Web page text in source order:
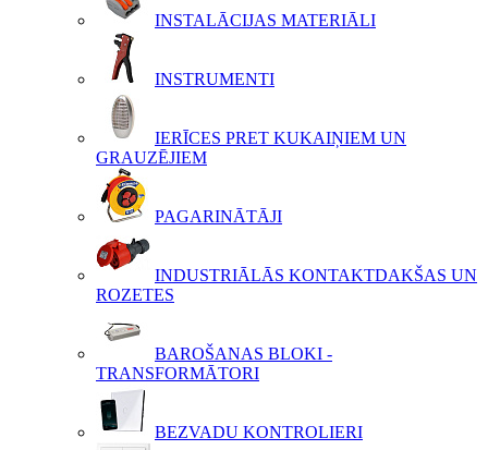
INSTALĀCIJAS MATERIĀLI
INSTRUMENTI
IERĪCES PRET KUKAIŅIEM UN
GRAUZĒJIEM
PAGARINĀTĀJI
INDUSTRIĀLĀS KONTAKTDAKŠAS UN
ROZETES
BAROŠANAS BLOKI -
TRANSFORMĀTORI
BEZVADU KONTROLIERI